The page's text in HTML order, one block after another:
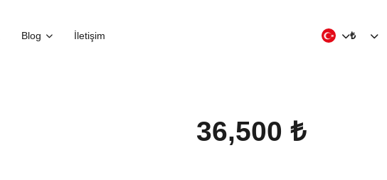
Blog İletişim ₺
36,500 ₺